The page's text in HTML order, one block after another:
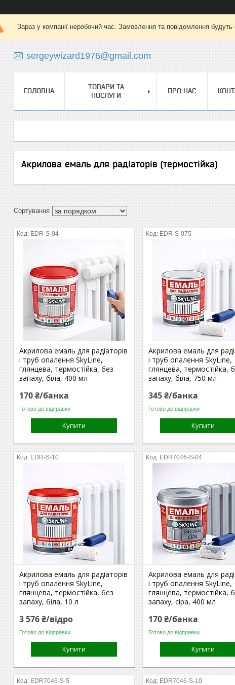
Зараз у компанії неробочий час. Замовлення та повідомлення
sergeywizard1976@gmail.com
ГОЛОВНА
ТОВАРИ ТА
ПОСЛУГИ
ПРО НАС
Акрилова емаль для радіаторів (термостійка)
EDR-S-04
Акрилова емаль для радіаторів
і труб опалення SkyLine,
глянцева, термостійка, без
запаху, біла, 400 мл
170 ₴/банка
Готово до відправки
Купити
EDR-S-075
Акрилова емаль для
і труб опалення SkyLine,
глянцева, термостійка,
запаху, біла, 750 мл
345 ₴/банка
Готово до відправки
Купити
EDR-S-10
Акрилова емаль для радіаторів
і труб опалення SkyLine,
глянцева, термостійка, без
запаху, біла, 10 л
3 576 ₴/відро
Готово до відправки
Купити
EDR7046-S-04
Акрилова емаль для
і труб опалення SkyLine,
глянцева, термостійка,
запаху, сіра, 400 мл
170 ₴/банка
Готово до відправки
Купити
EDR7046-S-5 EDR7046-S-10